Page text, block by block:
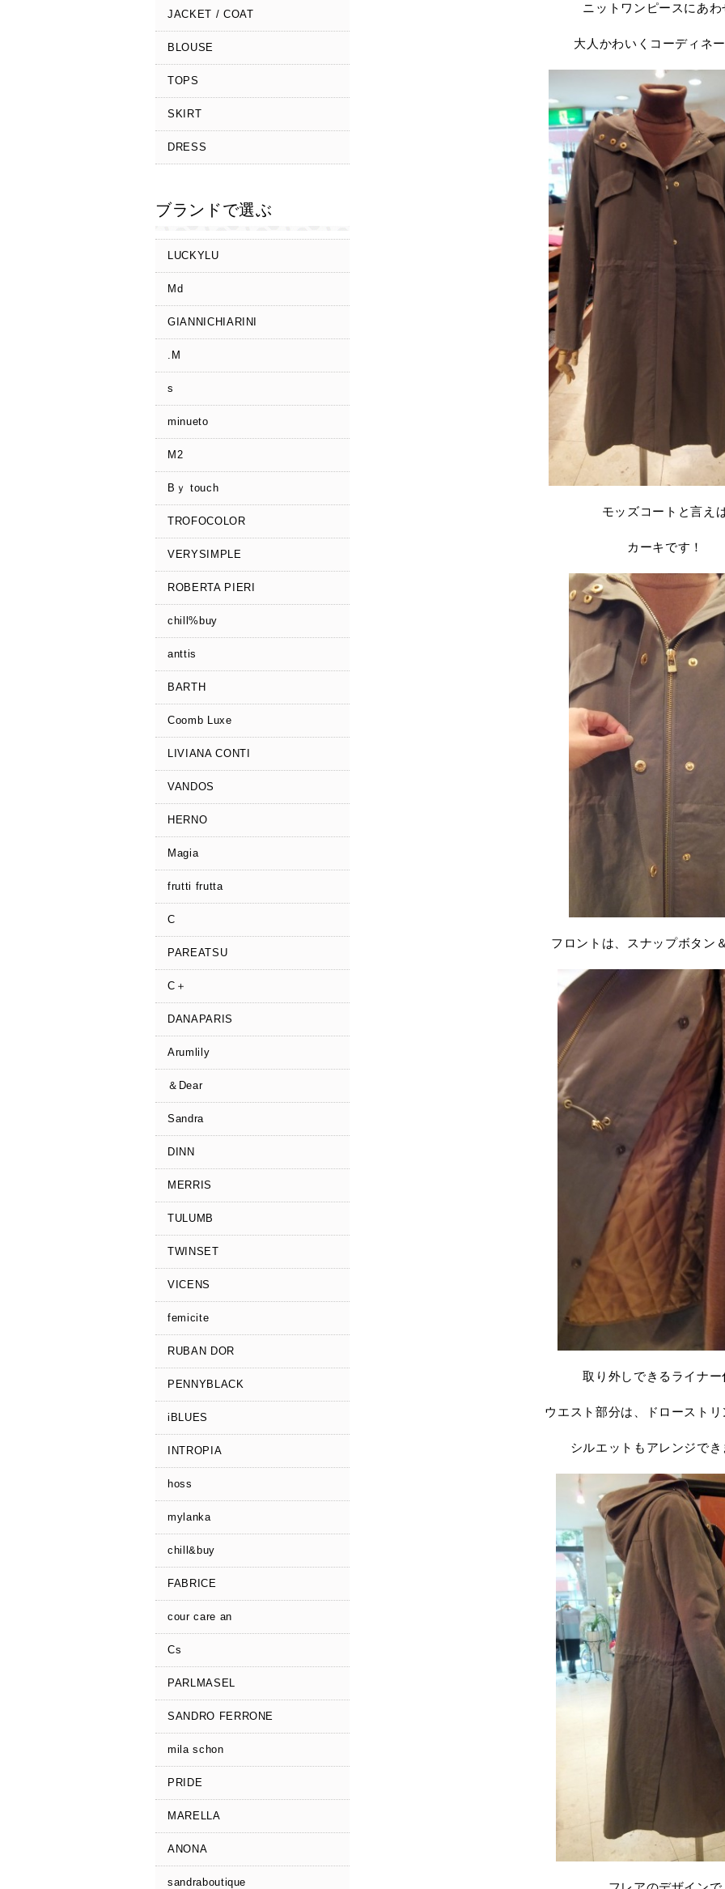
JACKET / COAT
BLOUSE
TOPS
SKIRT
DRESS
ブランドで選ぶ
LUCKYLU
Md
GIANNICHIARINI
.M
s
minueto
M2
Bｙ touch
TROFOCOLOR
VERYSIMPLE
ROBERTA PIERI
chill%buy
anttis
BARTH
Coomb Luxe
LIVIANA CONTI
VANDOS
HERNO
Magia
frutti frutta
C
PAREATSU
C＋
DANAPARIS
Arumlily
＆Dear
Sandra
DINN
MERRIS
TULUMB
TWINSET
VICENS
femicite
RUBAN DOR
PENNYBLACK
iBLUES
INTROPIA
hoss
mylanka
chill&buy
FABRICE
cour care an
Cs
PARLMASEL
SANDRO FERRONE
mila schon
PRIDE
MARELLA
ANONA
sandraboutique
ニットワンピースにあわ
大人かわいくコーディネ
モッズコートと言え
カーキです！
フロントは、スナップボタン
取り外しできるライナー
ウエスト部分は、ドロースト
シルエットもアレンジで